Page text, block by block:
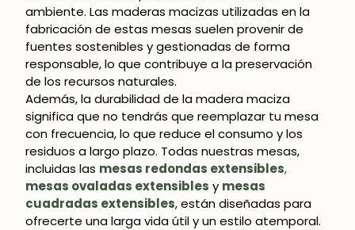
ambiente. Las maderas macizas utilizadas en la
fabricación de estas mesas suelen provenir de
fuentes sostenibles y gestionadas de forma
responsable, lo que contribuye a la preservación
de los recursos naturales.
Además, la durabilidad de la madera maciza
significa que no tendrás que reemplazar tu mesa
con frecuencia, lo que reduce el consumo y los
residuos a largo plazo. Todas nuestras mesas,
incluidas las mesas redondas extensibles,
mesas ovaladas extensibles y mesas
cuadradas extensibles, están diseñadas para
ofrecerte una larga vida útil y un estilo atemporal.